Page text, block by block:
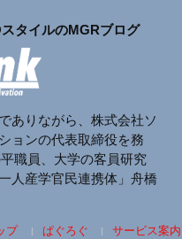
タイルのMGRブログ
ありながら、株式会社ソ
ョンの代表取締役を務
職員、大学の客員研究
人産学官民連携体」舟橋
プ ぱぐろぐ
サービス案内